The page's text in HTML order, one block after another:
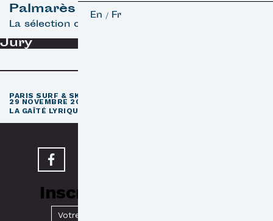
En / Fr
Palmarès
La sélection officielle
Jury
PARIS SURF & SKATEBOARD FILM FESTIVAL
29 NOVEMBRE 2026
LA GAÎTÉ LYRIQUE · PARIS 3
Inscrivez-vous à notre